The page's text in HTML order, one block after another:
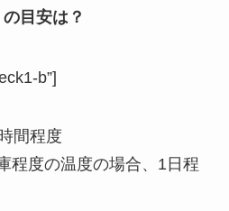
目安は？
b”]
間程度
程度の温度の場合、1日程